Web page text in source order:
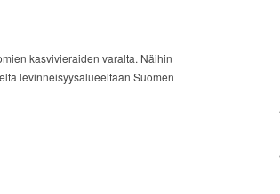
kasvivieraiden varalta. Näihin
levinneisyysalueeltaan Suomen